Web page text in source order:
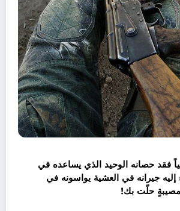
فقد حصانه الوحيد الذي يساعده في
جيرانه في العشية يواسونه في
مصيبةٍ حلّت بك!